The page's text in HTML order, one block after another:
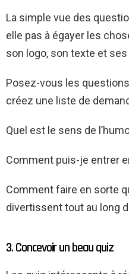
La simple vue des
elle pas à égayer les
son logo, son texte et
Posez-vous les
créez une liste de
Quel est le sens de
Comment puis-je entrer
Comment faire en sorte
divertissent tout au long
3. Concevoir un beau quiz